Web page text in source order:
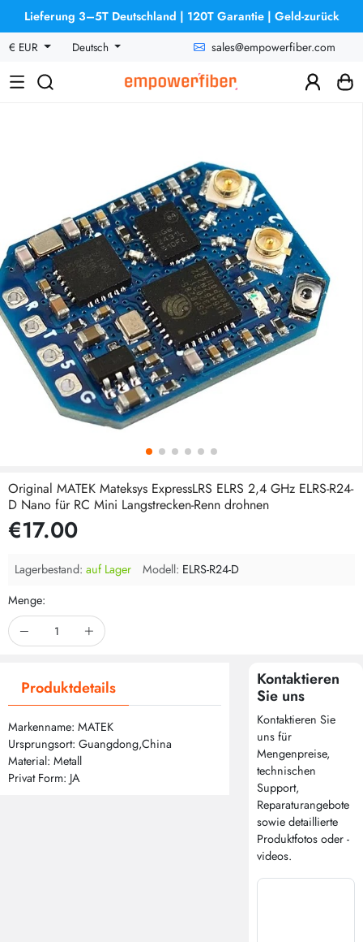
Lieferung 3–5T Deutschland | 120T Garantie | Geld-zurück
€ EUR
Deutsch sales@empowerfiber.com
Original MATEK Mateksys ExpressLRS ELRS 2,4 GHz ELRS-R24-
D Nano für RC Mini Langstrecken-Renn drohnen
€17.00
Lagerbestand: auf Lager Modell: ELRS-R24-D
Menge:
Produktdetails
Markenname: MATEK
Ursprungsort: Guangdong,China
Material: Metall
Privat Form: JA
Kontaktieren
Sie uns
Kontaktieren Sie
uns für
Mengenpreise,
technischen
Support,
Reparaturangebote
sowie detaillierte
Produktfotos oder -
videos.